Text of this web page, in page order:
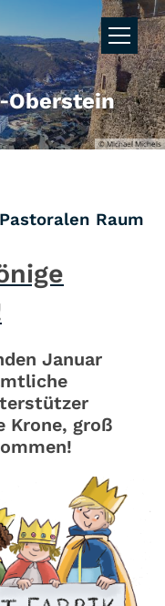
© Michael Michels
Raum
Januar
Krone, groß